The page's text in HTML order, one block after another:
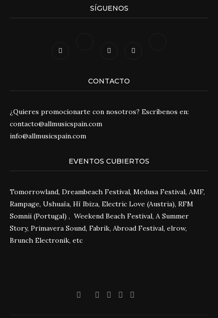
SÍGUENOS
CONTACTO
¿Quieres promocionarte con nosotros? Escríbenos en:
contacto@allmusicspain.com
info@allmusicspain.com
EVENTOS CUBIERTOS
Tomorrowland, Dreambeach Festival, Medusa Festival, AMF,
Rampage, Ushuaïa, Hï Ibiza, Electric Love (Austria), RFM
Somnii (Portugal) , Weekend Beach Festival, A Summer
Story, Primavera Sound, Fabrik, Abroad Festival, elrow,
Brunch Electronik, etc